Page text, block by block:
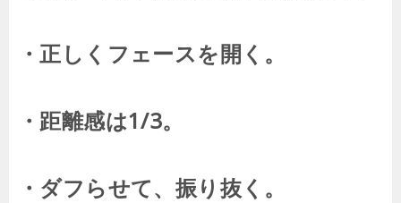
・正しくフェースを開く。
・距離感は1/3。
・ダフらせて、振り抜く。